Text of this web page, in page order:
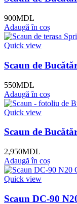
900MDL
Adaugă în coș
Quick view
Scaun de
550MDL
Adaugă în coș
Quick view
Scaun de
2,950MDL
Adaugă în coș
Quick view
Scaun DC-90